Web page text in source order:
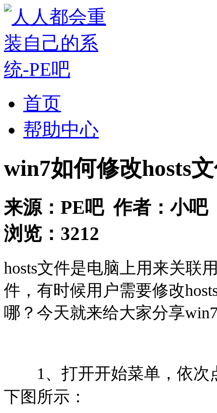
首页
帮助中心
win7如何修改hosts
来源： PE吧作者：小吧
浏览： 3212
hosts文件是电脑上用来关联
件，有时候用户需要修改
哪？今天就来给大家分享
1、打开开始菜单，依次
下图所示：